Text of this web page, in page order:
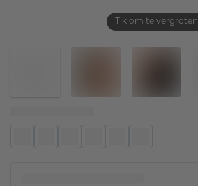
Tik om te vergroten